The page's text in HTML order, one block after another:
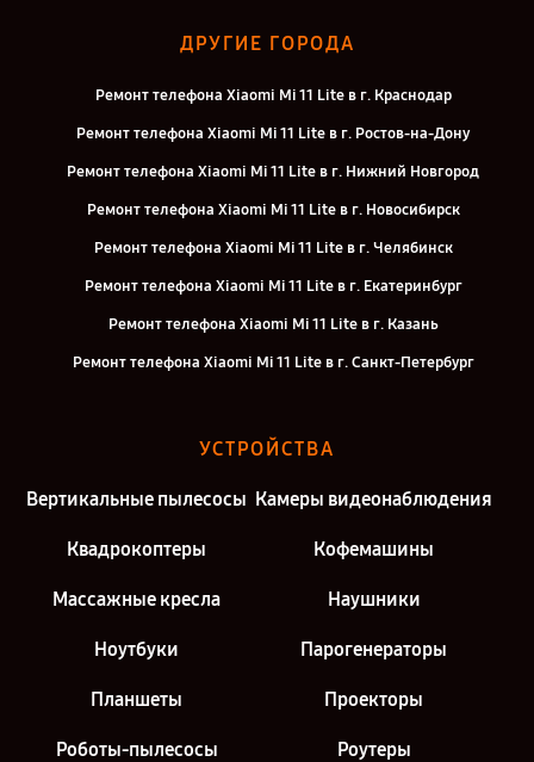
ДРУГИЕ ГОРОДА
Ремонт телефона Xiaomi Mi 11 Lite в г. Краснодар
Ремонт телефона Xiaomi Mi 11 Lite в г. Ростов-на-Дону
Ремонт телефона Xiaomi Mi 11 Lite в г. Нижний Новгород
Ремонт телефона Xiaomi Mi 11 Lite в г. Новосибирск
Ремонт телефона Xiaomi Mi 11 Lite в г. Челябинск
Ремонт телефона Xiaomi Mi 11 Lite в г. Екатеринбург
Ремонт телефона Xiaomi Mi 11 Lite в г. Казань
Ремонт телефона Xiaomi Mi 11 Lite в г. Санкт-Петербург
УСТРОЙСТВА
Вертикальные пылесосы Камеры видеонаблюдения
Квадрокоптеры Кофемашины
Массажные кресла Наушники
Ноутбуки Парогенераторы
Планшеты Проекторы
Роботы-пылесосы Роутеры